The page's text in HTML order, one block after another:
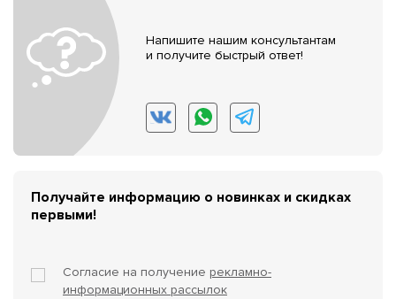
Напишите нашим консультантам
и получите быстрый ответ!
Получайте информацию о новинках и скидках
первыми!
Согласие на получение рекламно-
информационных рассылок